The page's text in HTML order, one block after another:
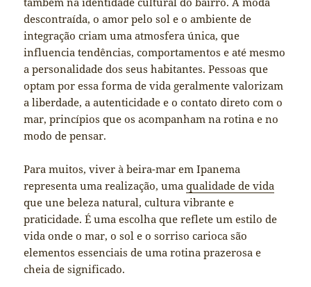
descontraída, o amor pelo sol e o ambiente de
integração criam uma atmosfera única, que
influencia tendências, comportamentos e até mesmo
a personalidade dos seus habitantes. Pessoas que
optam por essa forma de vida geralmente valorizam
a liberdade, a autenticidade e o contato direto com o
mar, princípios que os acompanham na rotina e no
modo de pensar.
Para muitos, viver à beira-mar em Ipanema
representa uma realização, umaqualidade de vida
que une beleza natural, cultura vibrante e
praticidade. É uma escolha que reflete um estilo de
vida onde o mar, o sol e o sorriso carioca são
elementos essenciais de uma rotina prazerosa e
cheia de significado.